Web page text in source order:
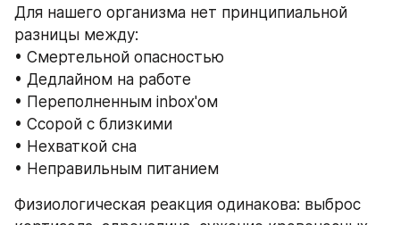
Для нашего организма нет принципиальной
разницы между:
• Смертельной опасностью
• Дедлайном на работе
• Переполненным inbox'ом
• Ссорой с близкими
• Нехваткой сна
• Неправильным питанием
Физиологическая реакция одинакова: выброс